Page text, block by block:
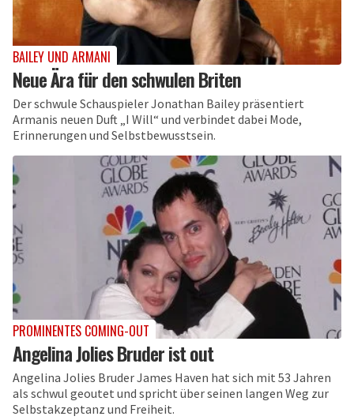
BAILEY UND ARMANI
Neue Ära für den schwulen Briten
Der schwule Schauspieler Jonathan Bailey präsentiert
Armanis neuen Duft „I Will“ und verbindet dabei Mode,
Erinnerungen und Selbstbewusstsein.
PROMINENTES COMING-OUT
Angelina Jolies Bruder ist out
Angelina Jolies Bruder James Haven hat sich mit 53 Jahren
als schwul geoutet und spricht über seinen langen Weg zur
Selbstakzeptanz und Freiheit.